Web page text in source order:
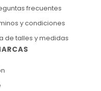
frecuentes
y condiciones
de talles y medidas